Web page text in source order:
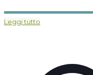
Leggi tutto